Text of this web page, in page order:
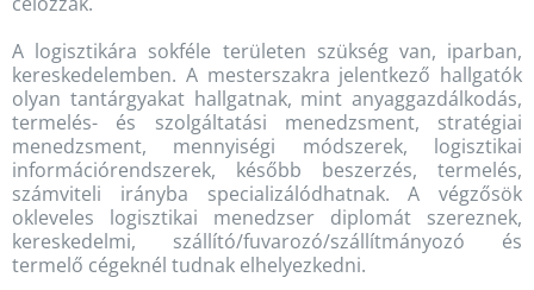
A logisztikára sokféle területen szükség van, iparban,
kereskedelemben. A mesterszakra jelentkező hallgatók
olyan tantárgyakat hallgatnak, mint anyaggazdálkodás,
termelés- és szolgáltatási menedzsment, stratégiai
menedzsment, mennyiségi módszerek, logisztikai
információrendszerek, később beszerzés, termelés,
számviteli irányba specializálódhatnak. A végzősök
okleveles logisztikai menedzser diplomát szereznek,
kereskedelmi, szállító/fuvarozó/szállítmányozó és
termelő cégeknél tudnak elhelyezkedni.